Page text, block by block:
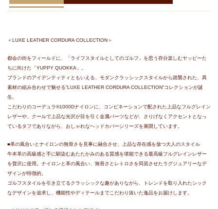
＜LUXE LEATHER CORDURA COLLECTION＞
都会の街をフィールドに、「ライフスタイルとしてのゴルフ」を思う存分楽しむヤッピーた
ちに向けた「YUPPY QUOKKA」。
ブランドのアイデンティティともいえる、モダンクラッシックスタイルから踏襲された、異
素材の組み合わせで魅せる”LUXE LEATHER CORDURA COLLECTION”コレクションが誕
生。
こだわりのコーデュラ®1000Dナイロンに、コンビネーションで配された上品なフルグレイン
レザーや、クールで上品な光沢が目を引く金属パーツなどが、さりげなくアクセントとなっ
ているタフでありながら、おしゃれなヘッドカバーシリーズを展開しています。
■革の風合いとナイロンの無骨さを見事に融合させ、上品な存在感を放つ大人のスタイル
牛本革の高級感と手に馴染むあたたかみのある質感を堪能できる最高級フルグレインレザー
を贅沢に使用。ナイロンと革の風合い、無骨さとレトロさを同居させたラグジュアリーなデ
ザインが特徴的。
ゴルフスタイルを引き立てるクラッシックな趣がありながら、トレンドを取り入れたシック
なデザインを追求し、機能性やディテールまでこだわり抜いた逸品をお届けします。